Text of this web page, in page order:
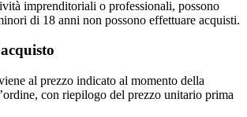
imprenditoriali o professionali, possono
di 18 anni non possono effettuare acquisti.
al prezzo indicato al momento della
con riepilogo del prezzo unitario prima